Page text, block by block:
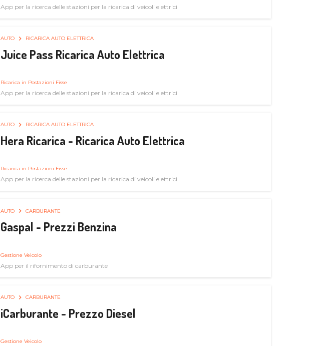
App per la ricerca delle stazioni per la ricarica di veicoli elettrici
AUTO RICARICA AUTO ELETTRICA
Juice Pass Ricarica Auto Elettrica
Ricarica in Postazioni Fisse
App per la ricerca delle stazioni per la ricarica di veicoli elettrici
AUTO RICARICA AUTO ELETTRICA
Hera Ricarica - Ricarica Auto Elettrica
Ricarica in Postazioni Fisse
App per la ricerca delle stazioni per la ricarica di veicoli elettrici
AUTO CARBURANTE
Gaspal - Prezzi Benzina
Gestione Veicolo
App per il rifornimento di carburante
AUTO CARBURANTE
iCarburante - Prezzo Diesel
Gestione Veicolo